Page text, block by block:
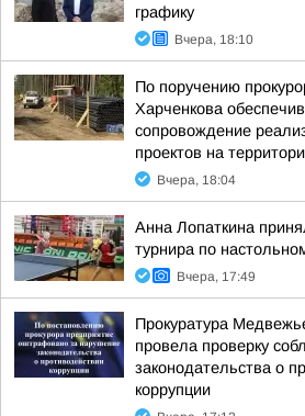
графику
Вчера, 18:10
По поручению
Харченкова
сопровождение
проектов на
Вчера, 18:04
Анна Лопаткина
турнира по
Вчера, 17:49
Прокуратура
провела проверку
законодательства о
коррупции